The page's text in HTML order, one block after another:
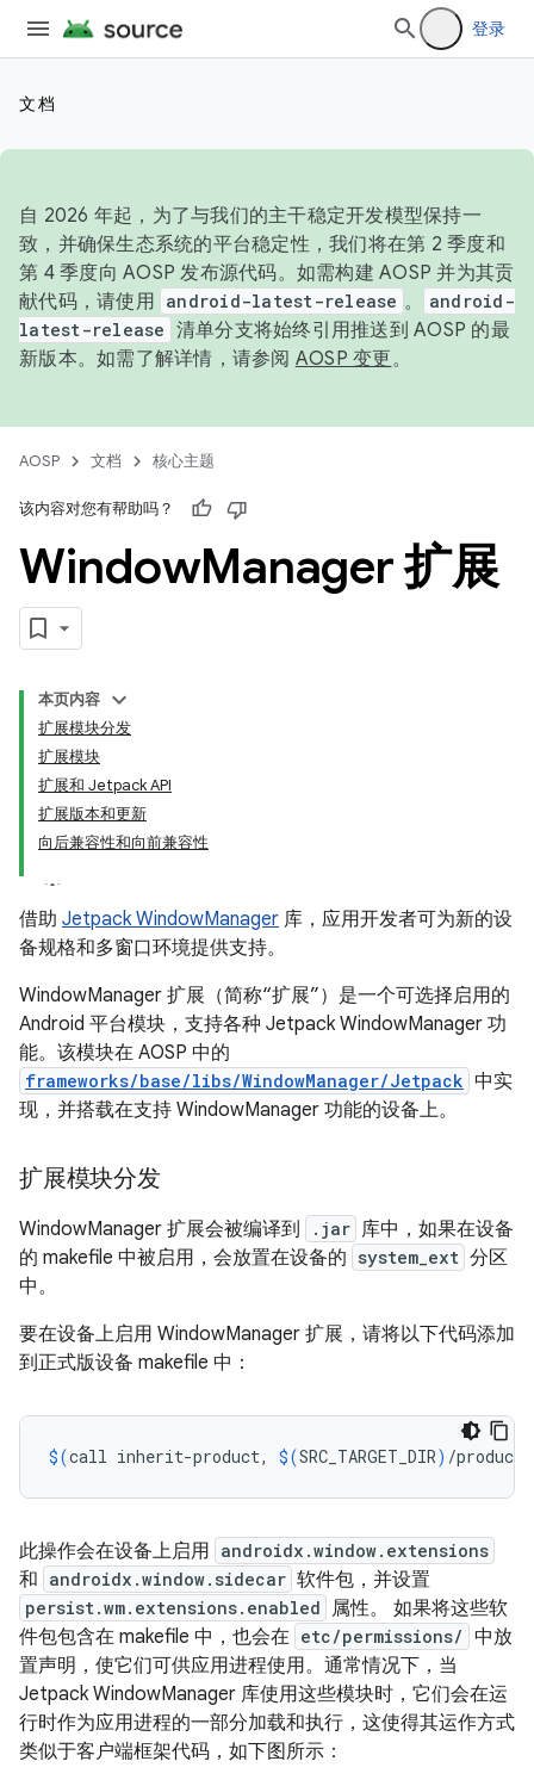
登录
文档
自 2026 年起，为了与我们的主干稳定开发模型保持一
致，并确保生态系统的平台稳定性，我们将在第 2 季度和
第 4 季度向 AOSP 发布源代码。如需构建 AOSP 并为其贡
献代码，请使用 android-latest-release 。
android-
latest-release 清单分支将始终引用推送到 AOSP 的最
新版本。如需了解详情，请参阅 AOSP 变更。
AOSP 文档 核心主题
该内容对您有帮助吗？
WindowManager 扩展
本页内容
扩展模块分发
扩展模块
扩展和 Jetpack API
扩展版本和更新
向后兼容性和向前兼容性
借助 Jetpack WindowManager 库，应用开发者可为新的设
备规格和多窗口环境提供支持。
WindowManager 扩展（简称“扩展”）是一个可选择启用的
Android 平台模块，支持各种 Jetpack WindowManager 功
能。该模块在 AOSP 中的
frameworks/base/libs/WindowManager/Jetpack 中实
现，并搭载在支持 WindowManager 功能的设备上。
扩展模块分发
WindowManager 扩展会被编译到 .jar 库中，如果在设备
的 makefile 中被启用，会放置在设备的 system_ext 分区
中。
要在设备上启用 WindowManager 扩展，请将以下代码添加
到正式版设备 makefile 中：
$(call inherit-product, $(SRC_TARGET_DIR) /product/
此操作会在设备上启用 androidx.window.extensions
和 androidx.window.sidecar 软件包，并设置
persist.wm.extensions.enabled 属性。 如果将这些软
件包包含在 makefile 中，也会在 etc/permissions/ 中放
置声明，使它们可供应用进程使用。通常情况下，当
Jetpack WindowManager 库使用这些模块时，它们会在运
行时作为应用进程的一部分加载和执行，这使得其运作方式
类似于客户端框架代码，如下图所示：